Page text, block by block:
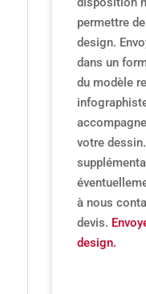
permettre
design.
dans un
du modèle
votre
à nous
devis.
design.